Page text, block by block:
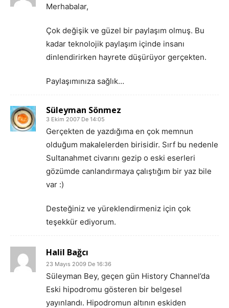
Merhabalar,
Çok değişik ve güzel bir paylaşım olmuş. Bu
kadar teknolojik paylaşım içinde insanı
dinlendirirken hayrete düşürüyor gerçekten.
Paylaşımınıza sağlık…
Süleyman Sönmez
3 Ekim 2007 De 14:05
Gerçekten de yazdığıma en çok memnun
olduğum makalelerden birisidir. Sırf bu nedenle
Sultanahmet civarını gezip o eski eserleri
gözümde canlandırmaya çalıştığım bir yaz bile
var :)
Desteğiniz ve yüreklendirmeniz için çok
teşekkür ediyorum.
Halil Bağcı
23 Mayıs 2009 De 16:36
Süleyman Bey, geçen gün History Channel’da
Eski hipodromu gösteren bir belgesel
yayınlandı. Hipodromun altının eskiden